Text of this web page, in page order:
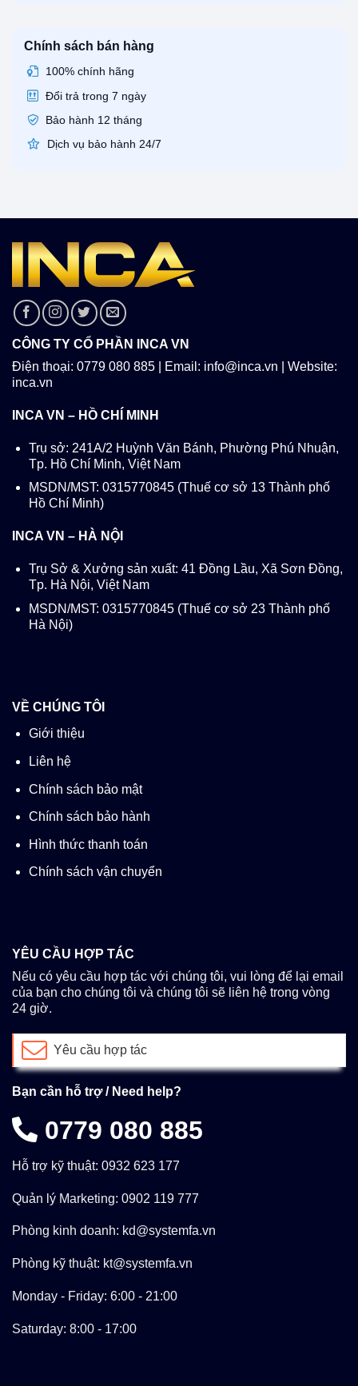
Chính sách bán hàng
100% chính hãng
Đổi trả trong 7 ngày
Bảo hành 12 tháng
Dịch vụ bảo hành 24/7
CÔNG TY CỔ PHẦN INCA VN
Điện thoại: 0779 080 885 | Email: info@inca.vn | Website:
inca.vn
INCA VN – HỒ CHÍ MINH
Trụ sở: 241A/2 Huỳnh Văn Bánh, Phường Phú Nhuận,
Tp. Hồ Chí Minh, Việt Nam
MSDN/MST: 0315770845 (Thuế cơ sở 13 Thành phố
Hồ Chí Minh)
INCA VN – HÀ NỘI
Trụ Sở & Xưởng sản xuất: 41 Đồng Lầu, Xã Sơn Đồng,
Tp. Hà Nội, Việt Nam
MSDN/MST: 0315770845 (Thuế cơ sở 23 Thành phố
Hà Nội)
VỀ CHÚNG TÔI
Giới thiệu
Liên hệ
Chính sách bảo mật
Chính sách bảo hành
Hình thức thanh toán
Chính sách vận chuyển
YÊU CẦU HỢP TÁC
Nếu có yêu cầu hợp tác với chúng tôi, vui lòng để lại email
của bạn cho chúng tôi và chúng tôi sẽ liên hệ trong vòng
24 giờ.
Yêu cầu hợp tác
Bạn cần hỗ trợ / Need help?
0779 080 885
Hỗ trợ kỹ thuật: 0932 623 177
Quản lý Marketing: 0902 119 777
Phòng kinh doanh: kd@systemfa.vn
Phòng kỹ thuật: kt@systemfa.vn
Monday - Friday: 6:00 - 21:00
Saturday: 8:00 - 17:00